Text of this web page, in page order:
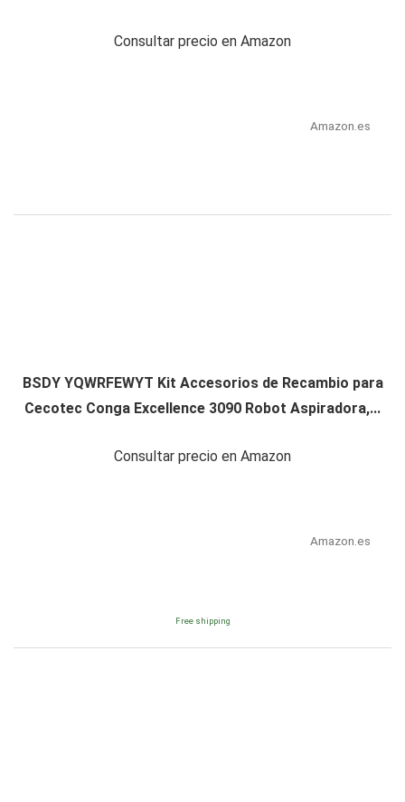
Consultar precio en Amazon
Amazon.es
BSDY YQWRFEWYT Kit Accesorios de Recambio para
Cecotec Conga Excellence 3090 Robot Aspiradora,...
Consultar precio en Amazon
Amazon.es
Free shipping